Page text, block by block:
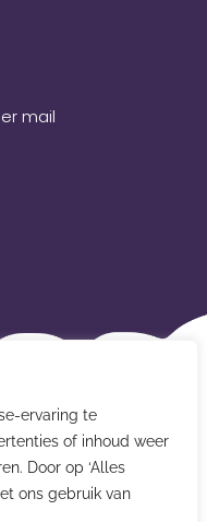
ervaring te
of inhoud weer
Door op ‘Alles
ons gebruik van
mail